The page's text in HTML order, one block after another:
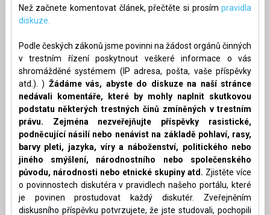
Než začnete komentovat článek, přečtěte si prosímpravidla
diskuze.
Podle českých zákonů jsme povinni na žádost orgánů činných
v trestním řízení poskytnout veškeré informace o vás
shromážděné systémem (IP adresa, pošta, vaše příspěvky
atd.). ) Žádáme vás, abyste do diskuze na naší stránce
nedávali komentáře, které by mohly naplnit skutkovou
podstatu některých trestných činů zmíněných v trestním
právu. Zejména nezveřejňujte příspěvky rasistické,
podněcující násilí nebo nenávist na základě pohlaví, rasy,
barvy pleti, jazyka, víry a náboženství, politického nebo
jiného smýšlení, národnostního nebo společenského
původu, národnosti nebo etnické skupiny atd. Zjistěte více
o povinnostech diskutéra v pravidlech našeho portálu, které
je povinen prostudovat každý diskutér. Zveřejněním
diskusního příspěvku potvrzujete, že jste studovali, pochopili